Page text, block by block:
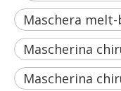
Maschera
Mascherina
Mascherina